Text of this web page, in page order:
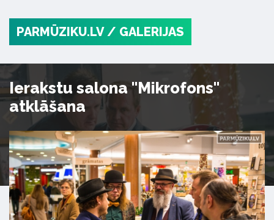
PARMŪZIKU.LV / GALERIJAS
Ierakstu salona "Mikrofons"
atklāšana